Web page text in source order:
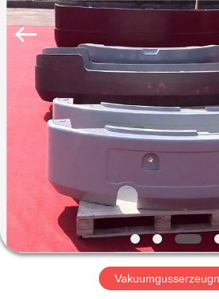
HAUS
PRODUKTE
ÜBER
UNS
FABRIK-
AUSFLUG
Forging
Factory.
Rights
Reserved.
Developed